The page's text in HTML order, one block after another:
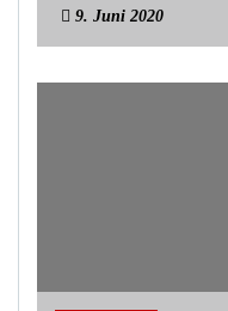
9. Juni 2020